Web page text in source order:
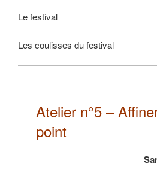
Le festival
Les coulisses du festival
Atelier n°5 –
point